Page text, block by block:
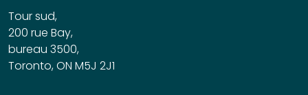
Tour sud,
200 rue Bay,
bureau 3500,
Toronto, ON M5J 2J1